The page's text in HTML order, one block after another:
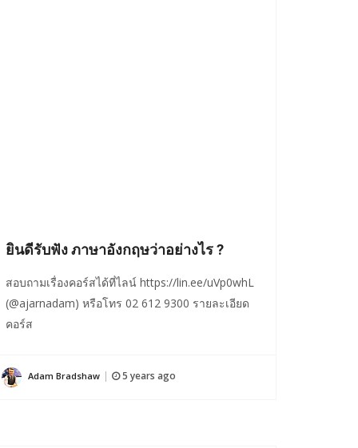
ยินดีรับฟัง ภาษาอังกฤษว่าอย่างไร ?
สอบถามเรื่องคอร์สได้ที่ไลน์ https://lin.ee/uVp0whL
(@ajarnadam) หรือโทร 02 612 9300 รายละเอียด
คอร์ส
Adam Bradshaw 5 years ago